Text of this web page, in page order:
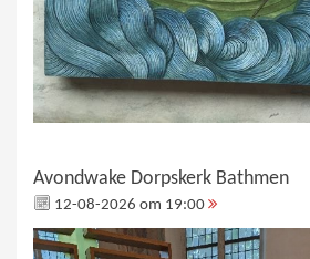
Avondwake Dorpskerk Bathmen
12-08-2026 om 19:00